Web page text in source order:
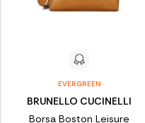
EVERGREEN
BRUNELLO CUCINELLI
Borsa Boston Leisure